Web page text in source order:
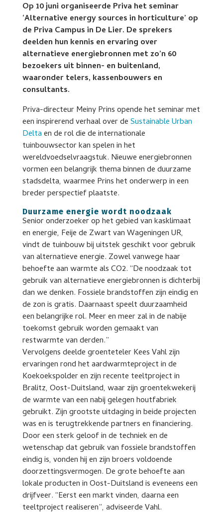
Op 10 juni organiseerde Priva het seminar
‘Alternative energy sources in horticulture’ op
de Priva Campus in De Lier. De sprekers
deelden hun kennis en ervaring over
alternatieve energiebronnen met zo’n 60
bezoekers uit binnen- en buitenland,
waaronder telers, kassenbouwers en
consultants.
Priva-directeur Meiny Prins opende het seminar met
een inspirerend verhaal over deSustainable Urban
Deltaen de rol die de internationale
tuinbouwsector kan spelen in het
wereldvoedselvraagstuk. Nieuwe energiebronnen
vormen een belangrijk thema binnen de duurzame
stadsdelta, waarmee Prins het onderwerp in een
breder perspectief plaatste.
Duurzame energie wordt noodzaak
Senior onderzoeker op het gebied van kasklimaat
en energie, Feije de Zwart van Wageningen UR,
vindt de tuinbouw bij uitstek geschikt voor gebruik
van alternatieve energie. Zowel vanwege haar
behoefte aan warmte als CO2. “De noodzaak tot
gebruik van alternatieve energiebronnen is dichterbij
dan we denken. Fossiele brandstoffen zijn eindig en
de zon is gratis. Daarnaast speelt duurzaamheid
een belangrijke rol. Meer en meer zal in de nabije
toekomst gebruik worden gemaakt van
restwarmte van derden.”
Vervolgens deelde groenteteler Kees Vahl zijn
ervaringen rond het aardwarmteproject in de
Koekoekspolder en zijn recente teeltproject in
Bralitz, Oost-Duitsland, waar zijn groentekwekerij
de warmte van een nabij gelegen houtfabriek
gebruikt. Zijn grootste uitdaging in beide projecten
was en is terugtrekkende partners en financiering.
Door een sterk geloof in de techniek en de
wetenschap dat gebruik van fossiele brandstoffen
eindig is, vonden hij en zijn broers voldoende
doorzettingsvermogen. De grote behoefte aan
lokale producten in Oost-Duitsland is eveneens een
drijfveer. “Eerst een markt vinden, daarna een
teeltproject realiseren”, adviseerde Vahl.